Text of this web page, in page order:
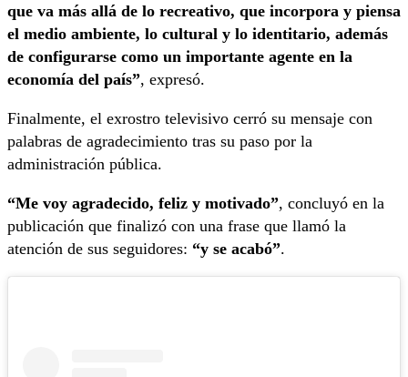
que va más allá de lo recreativo, que incorpora y piensa
el medio ambiente, lo cultural y lo identitario, además
de configurarse como un importante agente en la
economía del país”, expresó.
Finalmente, el exrostro televisivo cerró su mensaje con
palabras de agradecimiento tras su paso por la
administración pública.
“Me voy agradecido, feliz y motivado”, concluyó en la
publicación que finalizó con una frase que llamó la
atención de sus seguidores: “y se acabó”.